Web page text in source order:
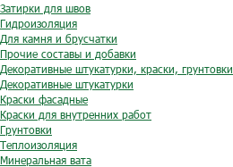
Затирки для швов
Гидроизоляция
Для камня и брусчатки
Прочие составы и добавки
Декоративные штукатурки, краски, грунтовки
Декоративные штукатурки
Краски фасадные
Краски для внутренних работ
Грунтовки
Теплоизоляция
Минеральная вата